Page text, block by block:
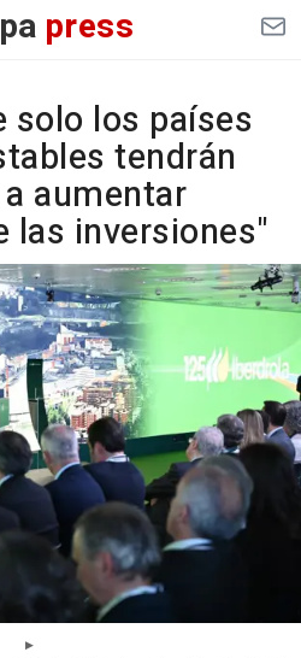
press
solo los países
tendrán
aumentar
las inversiones"